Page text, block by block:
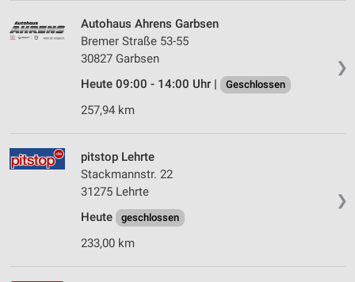
❯
Autohaus Ahrens Garbsen
Bremer Straße 53-55
30827 Garbsen
Heute 09:00 - 14:00 Uhr |
Geschlossen
257,94 km
❯
pitstop Lehrte
Stackmannstr. 22
31275 Lehrte
Heute
geschlossen
233,00 km